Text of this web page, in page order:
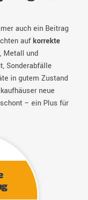
auch ein Beitrag
aufkorrekte
Metall und
Sonderabfälle
in gutem Zustand
neue
– ein Plus für